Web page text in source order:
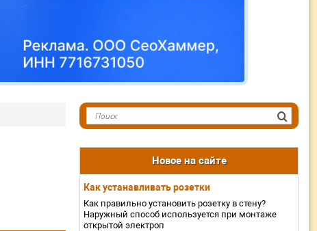
Новое на сайте
Как устанавливать розетки
Как правильно установить розетку в стену?
Наружный способ используется при монтаже
открытой электроп